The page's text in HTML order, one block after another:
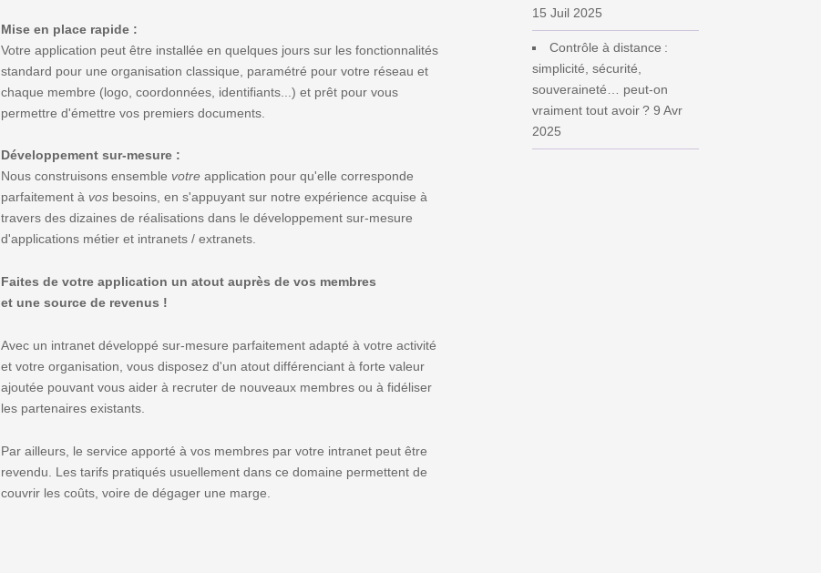
Mise en place rapide :
Votre application peut être installée en quelques jours sur les fonctionnalités
standard pour une organisation classique, paramétré pour votre réseau et
chaque membre (logo, coordonnées, identifiants...) et prêt pour vous
permettre d'émettre vos premiers documents.
Développement sur-mesure :
Nous construisons ensemble votre application pour qu'elle corresponde
parfaitement à vos besoins, en s'appuyant sur notre expérience acquise à
travers des dizaines de réalisations dans le développement sur-mesure
d'applications métier et intranets / extranets.
Faites de votre application un atout auprès de vos membres
et une source de revenus !
Avec un intranet développé sur-mesure parfaitement adapté à votre activité
et votre organisation, vous disposez d'un atout différenciant à forte valeur
ajoutée pouvant vous aider à recruter de nouveaux membres ou à fidéliser
les partenaires existants.
Par ailleurs, le service apporté à vos membres par votre intranet peut être
revendu. Les tarifs pratiqués usuellement dans ce domaine permettent de
couvrir les coûts, voire de dégager une marge.
15 Juil 2025
Contrôle à distance :
simplicité, sécurité,
souveraineté… peut‑on
vraiment tout avoir ? 9 Avr
2025